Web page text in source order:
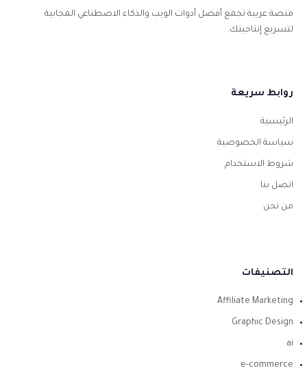
منصة عربية تجمع أفضل أدوات الويب والذكاء الاصطناعي المجانية
لتسريع إنتاجيتك.
روابط سريعة
الرئيسية
سياسة الخصوصية
شروط الاستخدام
اتصل بنا
من نحن
التصنيفات
Affiliate Marketing
Graphic Design
ai
e-commerce